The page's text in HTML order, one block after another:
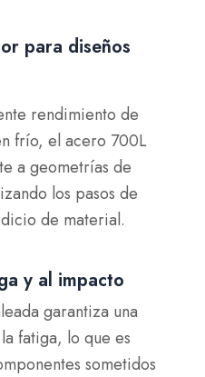
para diseños
rendimiento de
frío, el acero 700L
a geometrías de
los pasos de
de material.
y al impacto
garantiza una
fatiga, lo que es
sometidos